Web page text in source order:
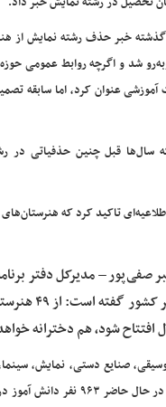
خبر حذف رشته نمایش از
شد و اگرچه روابط عمومی
عنوان کرد، اما سابقه
سال‌ها قبل چنین حذفیاتی در
تاکید کرد که
صفی‌پور – مدیرکل دفتر
معاونت هنری – با
هزار ۸۵۱ هنرجو در رشته های نقاشی، موسیقی، صنایع
تحصیل هستند که از این تعداد ۳۰۷۳ نفر پسران و